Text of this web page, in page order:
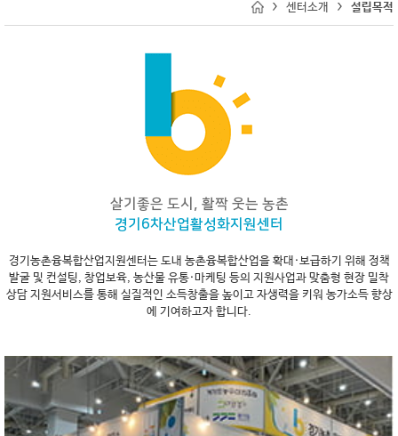
센터소개 설립목적
살기좋은 도시, 활짝 웃는 농촌
경기6차산업활성화지원센터
경기농촌융복합산업지원센터는 도내 농촌융복합산업을 확대·보급하기 위해 정책
발굴 및 컨설팅, 창업보육, 농산물 유통·마케팅 등의 지원사업과 맞춤형 현장 밀착
상담 지원서비스를 통해 실질적인 소득창출을 높이고 자생력을 키워 농가소득 향상
에 기여하고자 합니다.